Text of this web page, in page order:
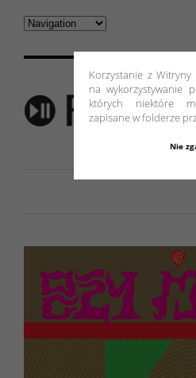
Korzystanie z Witryny
na wykorzystywanie
których niektóre
zapisane w folderze
Nie